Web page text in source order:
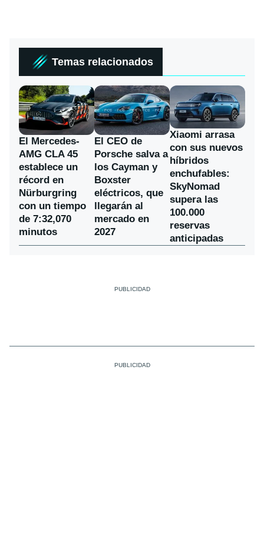
Temas relacionados
El Mercedes-
AMG CLA 45
establece un
récord en
Nürburgring
con un tiempo
de 7:32,070
minutos
El CEO de
Porsche salva a
los Cayman y
Boxster
eléctricos, que
llegarán al
mercado en
2027
Xiaomi arrasa
con sus nuevos
híbridos
enchufables:
SkyNomad
supera las
100.000
reservas
anticipadas